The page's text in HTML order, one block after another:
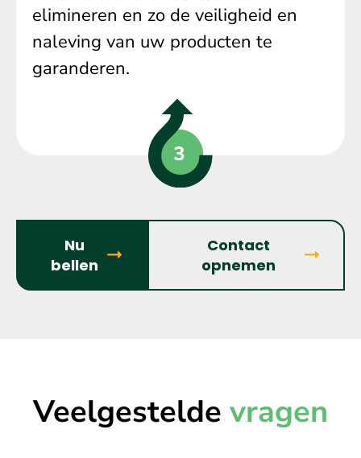
elimineren en zo de veiligheid en
naleving van uw producten te
garanderen.
Nu
bellen
Contact
opnemen
Veelgestelde vragen